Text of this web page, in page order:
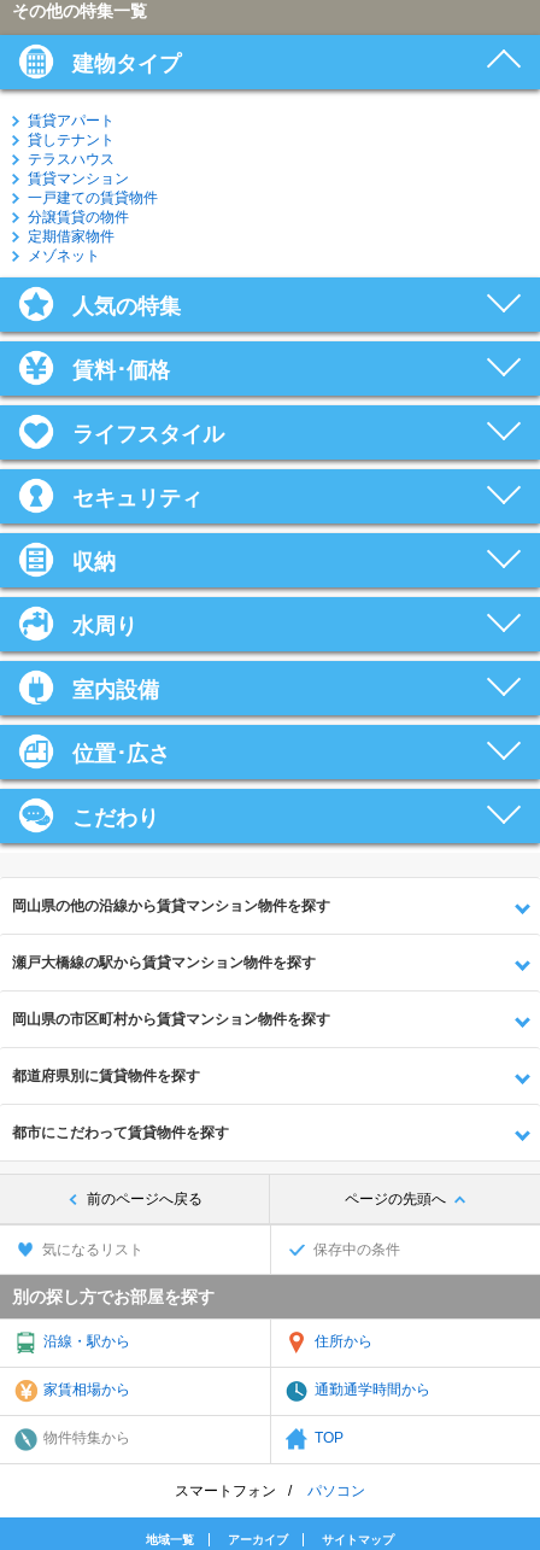
その他の特集一覧
建物タイプ
賃貸アパート
貸しテナント
テラスハウス
賃貸マンション
一戸建ての賃貸物件
分譲賃貸の物件
定期借家物件
メゾネット
人気の特集
賃料･価格
ライフスタイル
セキュリティ
収納
水周り
室内設備
位置･広さ
こだわり
岡山県の他の沿線から賃貸マンション物件を探す
瀬戸大橋線の駅から賃貸マンション物件を探す
岡山県の市区町村から賃貸マンション物件を探す
都道府県別に賃貸物件を探す
都市にこだわって賃貸物件を探す
前のページへ戻る ページの先頭へ
気になるリスト 保存中の条件
別の探し方でお部屋を探す
沿線・駅から 住所から
家賃相場から 通勤通学時間から
物件特集から TOP
スマートフォン パソコン
地域一覧 アーカイブ サイトマップ